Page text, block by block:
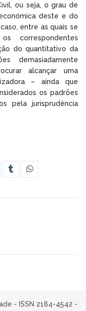
ou seja, o grau de
deste e do
entre as quais se
correspondentes
do quantitativo da
demasiadamente
alcançar uma
– ainda que
os padrões
pela jurisprudência
- ISSN 2184-4542 -